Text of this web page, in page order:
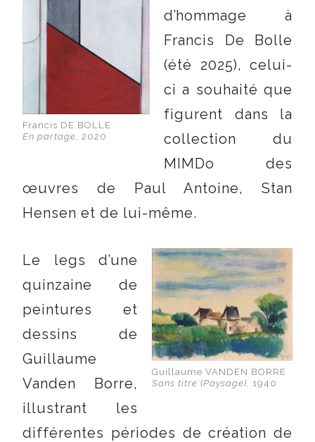
Francis DE BOLLE
En partage , 2020
d’hommage à
Francis De Bolle
(été 2025), celui-
ci a souhaité que
figurent dans la
collection du
MIMDo des
œuvres de Paul Antoine, Stan
Hensen et de lui-même.
Guillaume VANDEN BORRE
Sans titre (Paysage),
1940
Le legs d’une
quinzaine de
peintures et
dessins de
Guillaume
Vanden Borre,
illustrant les
différentes périodes de création de